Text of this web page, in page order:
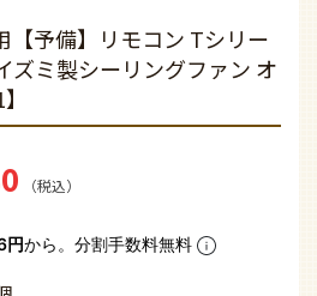
【予備】リモコン Tシリー
ミ製シーリングファン オ
税込
円から。分割手数料無料